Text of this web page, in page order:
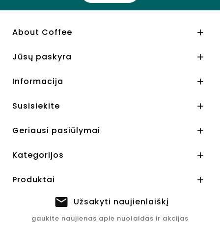
About Coffee 
Jūsų paskyra 
Informacija 
Susisiekite 
Geriausi pasiūlymai 
Kategorijos 
Produktai 
Užsakyti naujienlaiškį
gaukite naujienas apie nuolaidas ir akcijas